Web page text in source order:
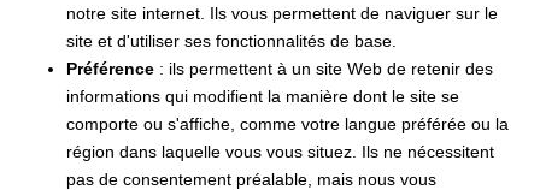
notre site internet. Ils vous permettent de naviguer sur le
site et d'utiliser ses fonctionnalités de base.
Préférence : ils permettent à un site Web de retenir des
informations qui modifient la manière dont le site se
comporte ou s'affiche, comme votre langue préférée ou la
région dans laquelle vous vous situez. Ils ne nécessitent
pas de consentement préalable, mais nous vous